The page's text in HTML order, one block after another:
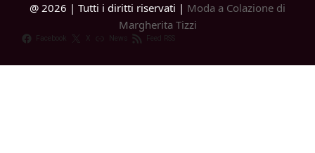
@ 2026 | Tutti i diritti riservati | Moda a Colazione di
Margherita Tizzi
Facebook X News Feed RSS